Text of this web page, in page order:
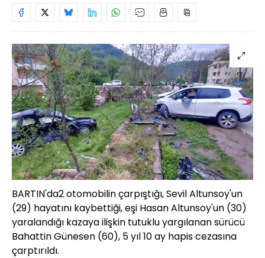
BARTIN'da2 otomobilin çarpıştığı, Sevil Altunsoy'un
(29) hayatını kaybettiği, eşi Hasan Altunsoy'un (30)
yaralandığı kazaya ilişkin tutuklu yargılanan sürücü
Bahattin Günesen (60), 5 yıl 10 ay hapis cezasına
çarptırıldı.